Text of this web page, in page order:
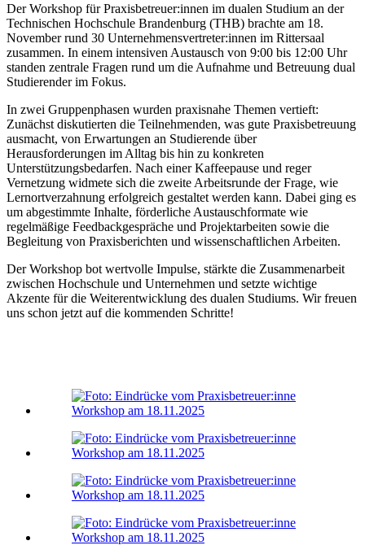
Der Workshop für Praxisbetreuer:innen im dualen Studium an der
Technischen Hochschule Brandenburg (THB) brachte am 18.
November rund 30 Unternehmensvertreter:innen im Rittersaal
zusammen. In einem intensiven Austausch von 9:00 bis 12:00 Uhr
standen zentrale Fragen rund um die Aufnahme und Betreuung dual
Studierender im Fokus.
In zwei Gruppenphasen wurden praxisnahe Themen vertieft:
Zunächst diskutierten die Teilnehmenden, was gute Praxisbetreuung
ausmacht, von Erwartungen an Studierende über
Herausforderungen im Alltag bis hin zu konkreten
Unterstützungsbedarfen. Nach einer Kaffeepause und reger
Vernetzung widmete sich die zweite Arbeitsrunde der Frage, wie
Lernortverzahnung erfolgreich gestaltet werden kann. Dabei ging es
um abgestimmte Inhalte, förderliche Austauschformate wie
regelmäßige Feedbackgespräche und Projektarbeiten sowie die
Begleitung von Praxisberichten und wissenschaftlichen Arbeiten.
Der Workshop bot wertvolle Impulse, stärkte die Zusammenarbeit
zwischen Hochschule und Unternehmen und setzte wichtige
Akzente für die Weiterentwicklung des dualen Studiums. Wir freuen
uns schon jetzt auf die kommenden Schritte!